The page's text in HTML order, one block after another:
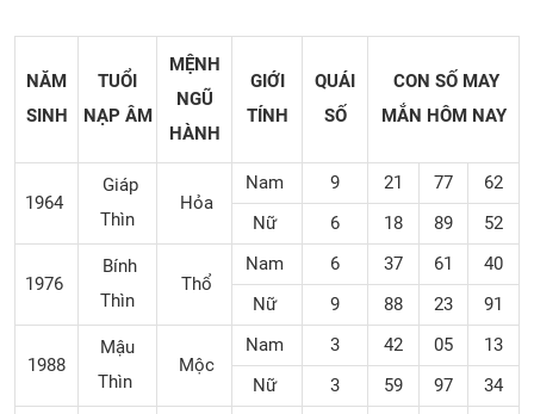
NĂM
SINH
TUỔI
NẠP ÂM
MỆNH
NGŨ
HÀNH
GIỚI
TÍNH
QUÁI
SỐ
CON SỐ MAY
MẮN HÔM NAY
1964
Giáp
Thìn
Hỏa
Nam 9 21 77
62
Nữ
6 18 89 52
1976
Bính
Thìn
Thổ
Nam 6 37 61
40
Nữ
9 88 23 91
1988
Mậu
Thìn
Mộc
Nam 3 42 05
13
Nữ
3 59 97 34